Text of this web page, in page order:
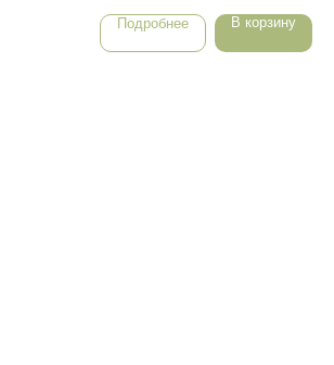
Подробнее В корзину